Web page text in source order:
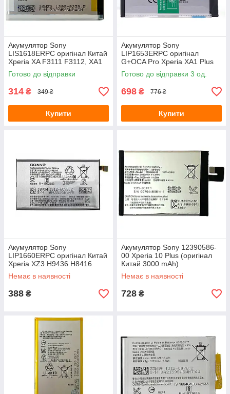
Акумулятор Sony
LIS1618ERPC оригінал Китай
Xperia XA F3111 F3112, XA1
G3112 2300 mAh Розпродаж
Готово до відправки
314 ₴ 349 ₴
Купити
Акумулятор Sony
LIP1653ERPC оригінал
G+OCA Pro Xperia XA1 Plus
G3416 G3412 G3426 G3421
G3423 3430 mAh
Готово до відправки 3 од.
698 ₴ 776 ₴
Купити
Акумулятор Sony
LIP1660ERPC оригінал Китай
Xperia XZ3 H9436 H8416
H9493 3300 mAh
Немає в наявності
388 ₴
Акумулятор Sony 12390586-
00 Xperia 10 Plus (оригінал
Китай 3000 mAh)
Немає в наявності
728 ₴